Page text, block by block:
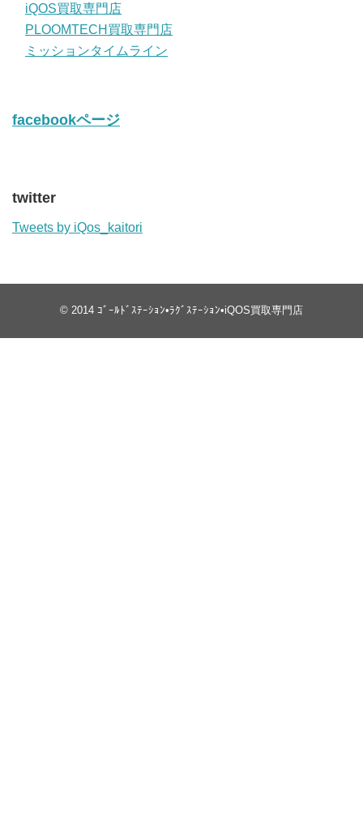
iQOS買取専門店
PLOOMTECH買取専門店
ミッションタイムライン
facebookページ
twitter
Tweets by iQos_kaitori
© 2014 ｺﾞｰﾙﾄﾞｽﾃｰｼｮﾝ•ﾗｸﾞｽﾃｰｼｮﾝ•iQOS買取専門店